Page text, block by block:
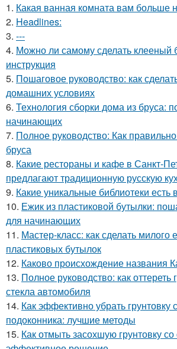
1. Какая ванная комната вам больше
2. Headlines:
3. ---
4. Можно ли самому сделать клееный
инструкция
5. Пошаговое руководство: как
домашних условиях
6. Технология сборки дома из бруса:
начинающих
7. Полное руководство: Как
бруса
8. Какие рестораны и кафе в Санкт-
предлагают традиционную русскую
9. Какие уникальные библиотеки есть
10. Ежик из пластиковой бутылки:
для начинающих
11. Мастер-класс: как сделать милого
пластиковых бутылок
12. Каково происхождение названия
13. Полное руководство: как оттереть
стекла автомобиля
14. Как эффективно убрать грунтовку
подоконника: лучшие методы
15. Как отмыть засохшую грунтовку со